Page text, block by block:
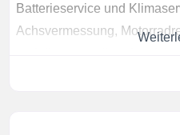
Batterieservice und
Achsvermessung,